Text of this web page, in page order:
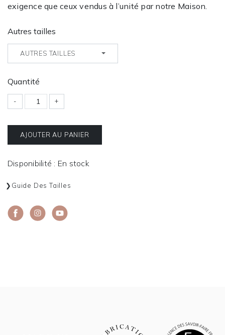
exigence que ceux vendus à l’unité par notre Maison.
Autres tailles
AUTRES TAILLES
Quantité
- +
AJOUTER AU PANIER
Disponibilité : En stock
Guide Des Tailles